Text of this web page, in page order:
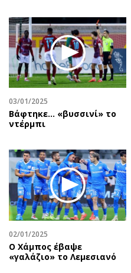
03/01/2025
Βάφτηκε... «βυσσινί» το
ντέρμπι
02/01/2025
Ο Χάμπος έβαψε
«γαλάζιο» το Λεμεσιανό